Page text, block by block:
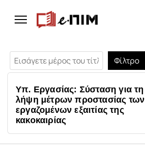
Εισάγετε μέρος του τίτλου.
Φίλτρο
Υπ. Εργασίας: Σύσταση για τη
λήψη μέτρων προστασίας των
εργαζομένων εξαιτίας της
κακοκαιρίας